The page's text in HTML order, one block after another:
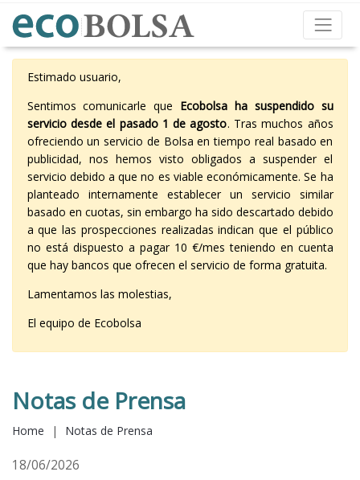
Estimado usuario,
Sentimos comunicarle que Ecobolsa ha suspendido su
servicio desde el pasado 1 de agosto. Tras muchos años
ofreciendo un servicio de Bolsa en tiempo real basado en
publicidad, nos hemos visto obligados a suspender el
servicio debido a que no es viable económicamente. Se ha
planteado internamente establecer un servicio similar
basado en cuotas, sin embargo ha sido descartado debido
a que las prospecciones realizadas indican que el público
no está dispuesto a pagar 10 €/mes teniendo en cuenta
que hay bancos que ofrecen el servicio de forma gratuita.
Lamentamos las molestias,
El equipo de Ecobolsa
Notas de Prensa
Home | Notas de Prensa
18/06/2026